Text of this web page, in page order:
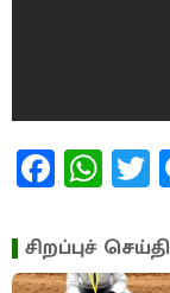
சிறப்புச்